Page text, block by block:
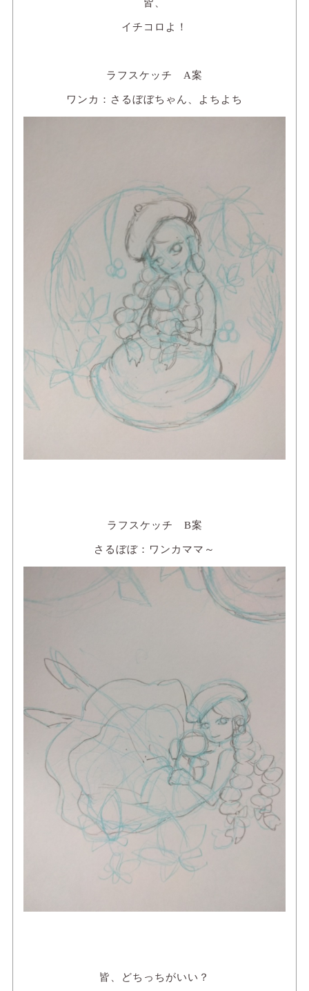
皆、
イチコロよ！
ラフスケッチ A案
ワンカ：さるぼぼちゃん、よちよち
ラフスケッチ B案
さるぼぼ：ワンカママ～
皆、どちっちがいい？